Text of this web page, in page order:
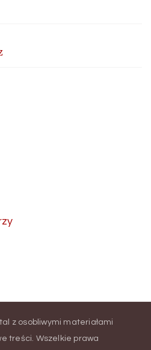
z osobliwymi materiałami
treści. Wszelkie prawa